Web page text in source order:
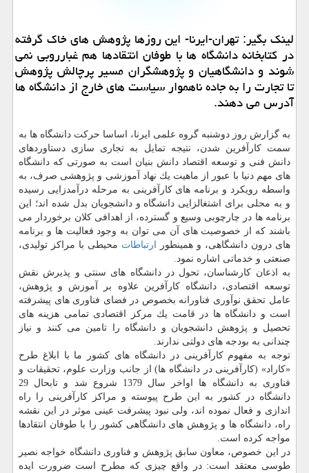
لینك بگیر: تهران-ایرنا- این روزها پژوهش های خاك گرفته
در كتابخانه دانشگاه ها با طوفان انتقادها هم غبارروبی نمی
شوند و دانشگاهیان و پژوهشگران مسیر پرچالش پژوهش
تا تجارت را به جاده ناهموار سیاست های خارج از دانشگاه ها
آدرس می دهند.
به گزارش روز دوشنبه گروه علمی ایرنا، اساسا حركت دانشگاه ها به
سمت كارآفرین شدن، نتیجه تمایل به تجاری سازی دستاوردهای
دانش فنی و توسعه اقتصاد دانش بنیان است به صورتی كه دانشگاه
های مهم دنیا با عبور از ماهیت یك نهاد آموزشی و پژوهشی صرف، به
واسطه رویكرد و برنامه های كارآفرینی به مرحله درآمدزایی رسیده
و به محلی برای اشتغالزایی دانشگاه و دانشجویان بدل شده اند؛ این
برنامه ها در چارچوبی وسیع و گسترده، از اهدافی كلان برخوردار می
باشند كه از خصوصیت های آن می توان به وجود فعالیت ها و برنامه
های درون دانشگاهی، و همینطور ارتباطات محیطی با مراكز تولیدی،
صنعتی و خدماتی اشاره نمود.
به اذعان كارشناسان، تحول در دانشگاه های سنتی و پذیرش نقش
توسعه اقتصادی، دانشگاه كارآفرین علاوه بر آموزش و پژوهش،
عامل تحقق نوآوری فناورانه بخصوص در فضای فناوری های پیشرفته
است و دانشگاه ها در قامت یك مركز اقتصادی تمامی هزینه های
تحصیل و پژوهش دانشجویان و دانشگاه را تامین می كنند و نیاز
چندانی به بودجه های دولتی ندارند.
توجه به مفهوم كارآفرینی در دانشگاه های كشور ما با ابلاغ طرح
«كاراد» (كارآفرینی در دانشگاه ها) از جانب وزارت علوم، تحقیقات و
فناوری به دانشگاه ها اواخر سال 1379 شروع شد و تابحال 29
دانشگاه در كشور به این طرح پیوسته و مراكز كارآفرینی را راه
اندازی و فعال نموده اند، ولی نبود پیشرفت عینی موثر در این نقشه
راه، دانشگاه ها و پژوهش های دانشگاهی كشور را با طوفان انتقادها
مواجه كرده است.
در این خصوص، معاون سابق پژوهش و فناوری دانشگاه خواجه نصیر
طوسی معتقد است: در واقع چیزی كه مطرح است ضرورت ایده